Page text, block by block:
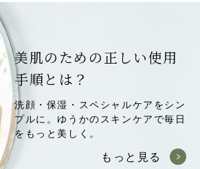
美肌のための正しい使用
手順とは？
洗顔・保湿・スペシャルケアをシン
プルに。 ゆうかのスキンケアで毎日
をもっと美しく。
もっと見る